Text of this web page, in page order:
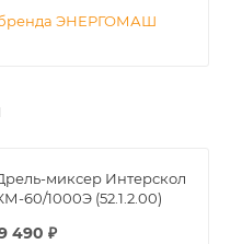
бренда ЭНЕРГОМАШ
миксер Интерскол
60/1000Э (52.1.2.00)
490 ₽